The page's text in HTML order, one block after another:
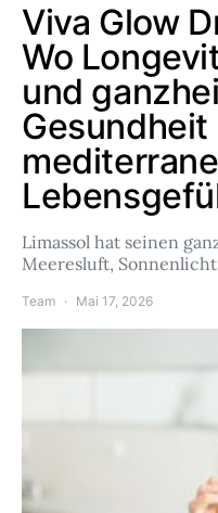
Viva Glow
Wo
und
Gesundheit
Limassol hat seinen
Meeresluft,
Team Mai 17, 2026